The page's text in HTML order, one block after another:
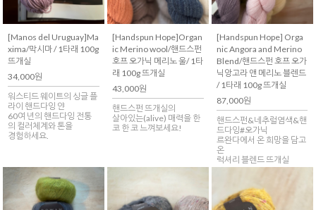
[Manos del Uruguay]Ma
xima/막시마 / 1타래 100g
뜨개실
34,000원
워스티드 웨이트의 싱글 플
라이 핸드다잉 얀
60여 년의 핸드다잉 전통
의 컬러체계와 톤을
경험하세요.
[Handspun Hope]Organ
ic Merino wool/핸드스펀
호프 오가닉 메리노 울/ 1타
래 100g 뜨개실
43,000원
핸드스펀 뜨개실의
살아있는(alive) 매력을 한
코 한 코 느껴보세요!
[Handspun Hope] Orga
nic Angora and Merino
Blend/핸드스펀 호프 오가
닉앙고라 앤 메리노 블렌드
/ 1타래 100g 뜨개실
87,000원
핸드스펀&네추럴염색&핸
드다잉#오가닉
르완다에서 온 희망을 담고
온
럭셔리 블렌드 뜨개실